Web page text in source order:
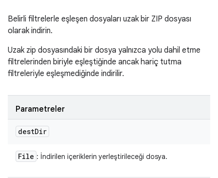
Belirli filtrelerle eşleşen dosyaları uzak bir ZIP dosyası
olarak indirin.
Uzak zip dosyasındaki bir dosya yalnızca yolu dahil etme
filtrelerinden biriyle eşleştiğinde ancak hariç tutma
filtreleriyle eşleşmediğinde indirilir.
Parametreler
destDir
File : İndirilen içeriklerin yerleştirileceği dosya.